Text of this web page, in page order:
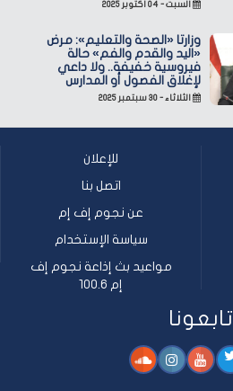
السبت - ٠٤ أكتوبر ٢٠٢٥
وزارتا «الصحة والتعليم»: مرض
«اليد والقدم والفم» حالة
فيروسية خفيفة.. ولا داعي
لإغلاق الفصول أو المدارس
الثلاثاء - ٣٠ سبتمبر ٢٠٢٥
للإعلان
اتصل بنا
عن نجوم إف إم
سياسة الإستخدام
مواعيد بث إذاعة نجوم إف
إم 100.6
تابعونا